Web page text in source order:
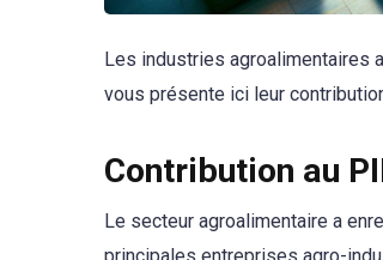
Les industries agroalimentaires
vous présente ici leur
Contribution au
Le secteur agroalimentaire a